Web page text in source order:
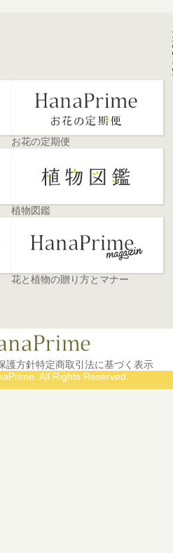
お花の定期便
植物図鑑
花と植物の贈り方とマナー
護方針特定商取引法に基づく表示
All Rights Reserved.